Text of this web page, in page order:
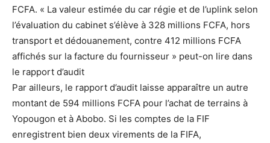
FCFA. « La valeur estimée du car régie et de l’uplink selon
l’évaluation du cabinet s’élève à 328 millions FCFA, hors
transport et dédouanement, contre 412 millions FCFA
affichés sur la facture du fournisseur » peut-on lire dans
le rapport d’audit
Par ailleurs, le rapport d’audit laisse apparaître un autre
montant de 594 millions FCFA pour l’achat de terrains à
Yopougon et à Abobo. Si les comptes de la FIF
enregistrent bien deux virements de la FIFA,